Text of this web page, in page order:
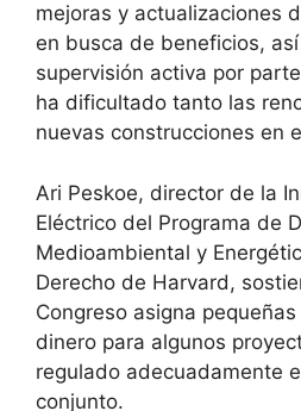
mejoras y actualizaciones
en busca de beneficios,
supervisión activa por
ha dificultado tanto las
nuevas construcciones en
Ari Peskoe, director de la
Eléctrico del Programa de
Medioambiental y
Derecho de Harvard,
Congreso asigna
dinero para algunos
regulado adecuadamente
conjunto.